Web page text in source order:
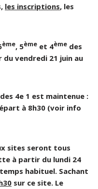
les inscriptions, les
ème, 5ème et 4ème des
vendredi 21 juin au
4e 1 est maintenue :
à 8h30 (voir info
sites seront tous
à partir du lundi 24
habituel. Sachant
sur ce site. Le